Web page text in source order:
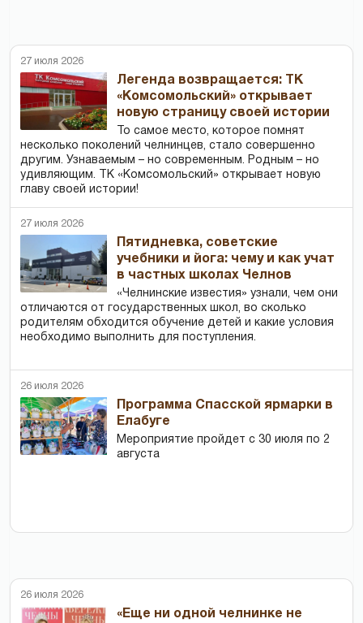
27 июля 2026
Легенда возвращается: ТК
«Комсомольский» открывает
новую страницу своей истории
То самое место, которое помнят
несколько поколений челнинцев, стало совершенно
другим. Узнаваемым – но современным. Родным – но
удивляющим. ТК «Комсомольский» открывает новую
главу своей истории!
27 июля 2026
Пятидневка, советские
учебники и йога: чему и как учат
в частных школах Челнов
«Челнинские известия» узнали, чем они
отличаются от государственных школ, во сколько
родителям обходится обучение детей и какие условия
необходимо выполнить для поступления.
26 июля 2026
Программа Спасской ярмарки в
Елабуге
Мероприятие пройдет с 30 июля по 2
августа
26 июля 2026
«Еще ни одной челнинке не